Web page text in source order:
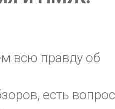
всю правду об
есть вопрос